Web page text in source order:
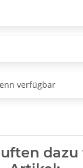
verfügbar